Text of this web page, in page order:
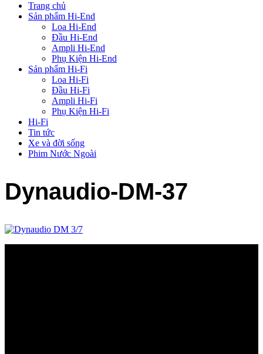
Trang chủ
Sản phẩm Hi-End
Loa Hi-End
Đầu Hi-End
Ampli Hi-End
Phụ Kiện Hi-End
Sản phẩm Hi-Fi
Loa Hi-Fi
Đầu Hi-Fi
Ampli Hi-Fi
Phụ Kiện Hi-Fi
Hi-Fi
Tin tức
Xe và đời sống
Phim Nước Ngoài
Dynaudio-DM-37